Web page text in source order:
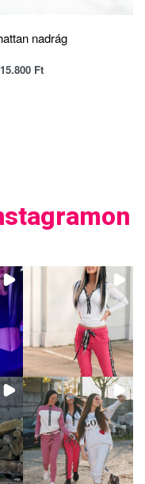
nadrág
15.800 Ft